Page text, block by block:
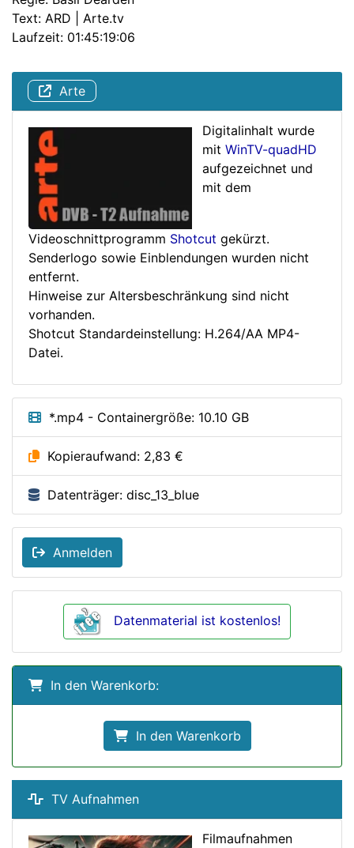
Text: ARD | Arte.tv
Laufzeit: 01:45:19:06
Arte
Digitalinhalt wurde
mit WinTV-quadHD
aufgezeichnet und
mit dem
Videoschnittprogramm Shotcut gekürzt.
Senderlogo sowie Einblendungen wurden nicht
entfernt.
Hinweise zur Altersbeschränkung sind nicht
vorhanden.
Shotcut Standardeinstellung: H.264/AA MP4-
Datei.
*.mp4 - Containergröße: 10.10 GB
Kopieraufwand: 2,83 €
Datenträger: disc_13_blue
Anmelden
Datenmaterial ist kostenlos!
In den Warenkorb:
In den Warenkorb
TV Aufnahmen
Filmaufnahmen